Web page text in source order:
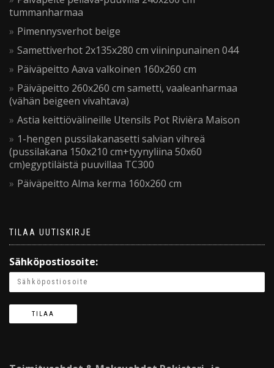
tummanharmaa
Pimennysverhot beige
Samettiverhot 2x135x280 cm viininpunainen 044
Päiväpeitto Aava valkoinen 160x260 cm
Päiväpeitto 260x260 cm sametti, vaaleanharmaa
(vähän beigeen vivahtava)
Astia keittiövälineille Utensils Pot Rivièra Maison
1-hengen pussilakanasetti salvian vihreä
(pussilakana 150x210 cm+tyynyliina 50x60
cm)egyptiläistä puuvillaa TC300
Päiväpeitto Alma kerma 160x260 cm
TILAA UUTISKIRJE
Sähköpostiosoite: